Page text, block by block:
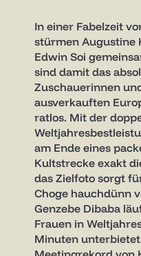
In einer Fabelzeit
stürmen Augustine
Edwin Soi
sind damit das
Zuschauerinnen
ausverkauften
ratlos. Mit der
am Ende eines
Kultstrecke exakt
das Zielfoto sorgt
Choge hauchdünn
Genzebe Dibaba
Frauen in
Minuten